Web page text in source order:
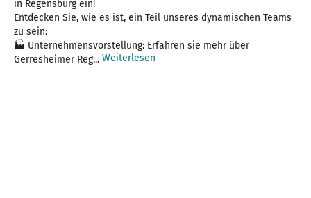
in Regensburg ein!
Entdecken Sie, wie es ist, ein Teil unseres dynamischen Teams
zu sein:
🏭 Unternehmensvorstellung: Erfahren sie mehr über
Gerresheimer Reg... Weiterlesen